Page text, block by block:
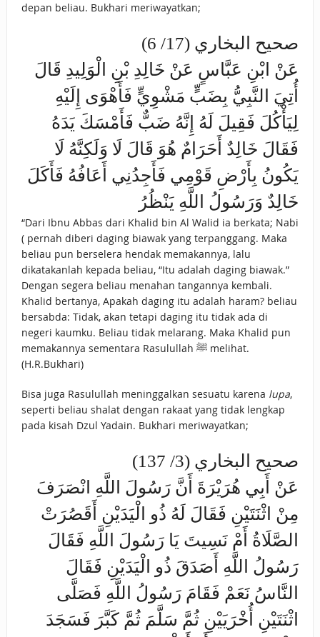
depan beliau. Bukhari meriwayatkan;
صحيح البخاري (17/ 6)
عَنْ ابْنِ عَبَّاسٍ عَنْ خَالِدِ بْنِ الْوَلِيدِ قَالَ
أُتِيَ النَّبِيُّ بِضَبٍّ مَشْوِيٍّ فَأَهْوَى إِلَيْهِ
لِيَأْكُلَ فَقِيلَ لَهُ إِنَّهُ ضَبٌّ فَأَمْسَكَ يَدَهُ
فَقَالَ خَالِدٌ أَحَرَامٌ هُوَ قَالَ لَا وَلَكِنَّهُ لَا
يَكُونُ بِأَرْضِ قَوْمِي فَأَجِدُنِي أَعَافُهُ فَأَكَلَ
خَالِدٌ وَرَسُولُ اللَّهِ يَنْظُرُ
“Dari Ibnu Abbas dari Khalid bin Al Walid ia berkata; Nabi
( pernah diberi daging biawak yang terpanggang. Maka
beliau pun berselera hendak memakannya, lalu
dikatakanlah kepada beliau, “Itu adalah daging biawak.”
Dengan segera beliau menahan tangannya kembali.
Khalid bertanya, Apakah daging itu adalah haram? beliau
bersabda: Tidak, akan tetapi daging itu tidak ada di
negeri kaumku. Beliau tidak melarang. Maka Khalid pun
memakannya sementara Rasulullah ﷺ melihat.
(H.R.Bukhari)
Bisa juga Rasulullah meninggalkan sesuatu karena lupa,
seperti beliau shalat dengan rakaat yang tidak lengkap
pada kisah Dzul Yadain. Bukhari meriwayatkan;
صحيح البخاري (3/ 137)
عَنْ أَبِي هُرَيْرَةَ أَنَّ رَسُولَ اللَّهِ انْصَرَفَ
مِنْ اثْنَتَيْنِ فَقَالَ لَهُ ذُو الْيَدَيْنِ أَقَصُرَتْ
الصَّلَاةُ أَمْ نَسِيتَ يَا رَسُولَ اللَّهِ فَقَالَ
رَسُولُ اللَّهِ أَصَدَقَ ذُو الْيَدَيْنِ فَقَالَ
النَّاسُ نَعَمْ فَقَامَ رَسُولُ اللَّهِ فَصَلَّى
اثْنَتَيْنِ أُخْرَيَيْنِ ثُمَّ سَلَّمَ ثُمَّ كَبَّرَ فَسَجَدَ